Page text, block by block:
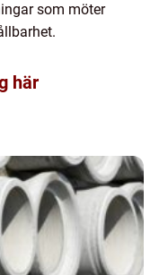
som möter
här